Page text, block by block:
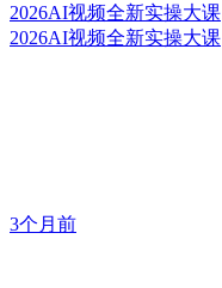
2026AI视频全新实操大课
2026AI视频全新实操大课
3个月前